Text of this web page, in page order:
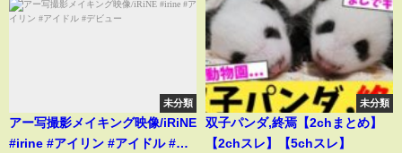
未分類
アー写撮影メイキング映像/iRiNE
#irine #アイリン #アイドル #デ
未分類
双子パンダ,終焉【2chまとめ】
【2chスレ】【5chスレ】